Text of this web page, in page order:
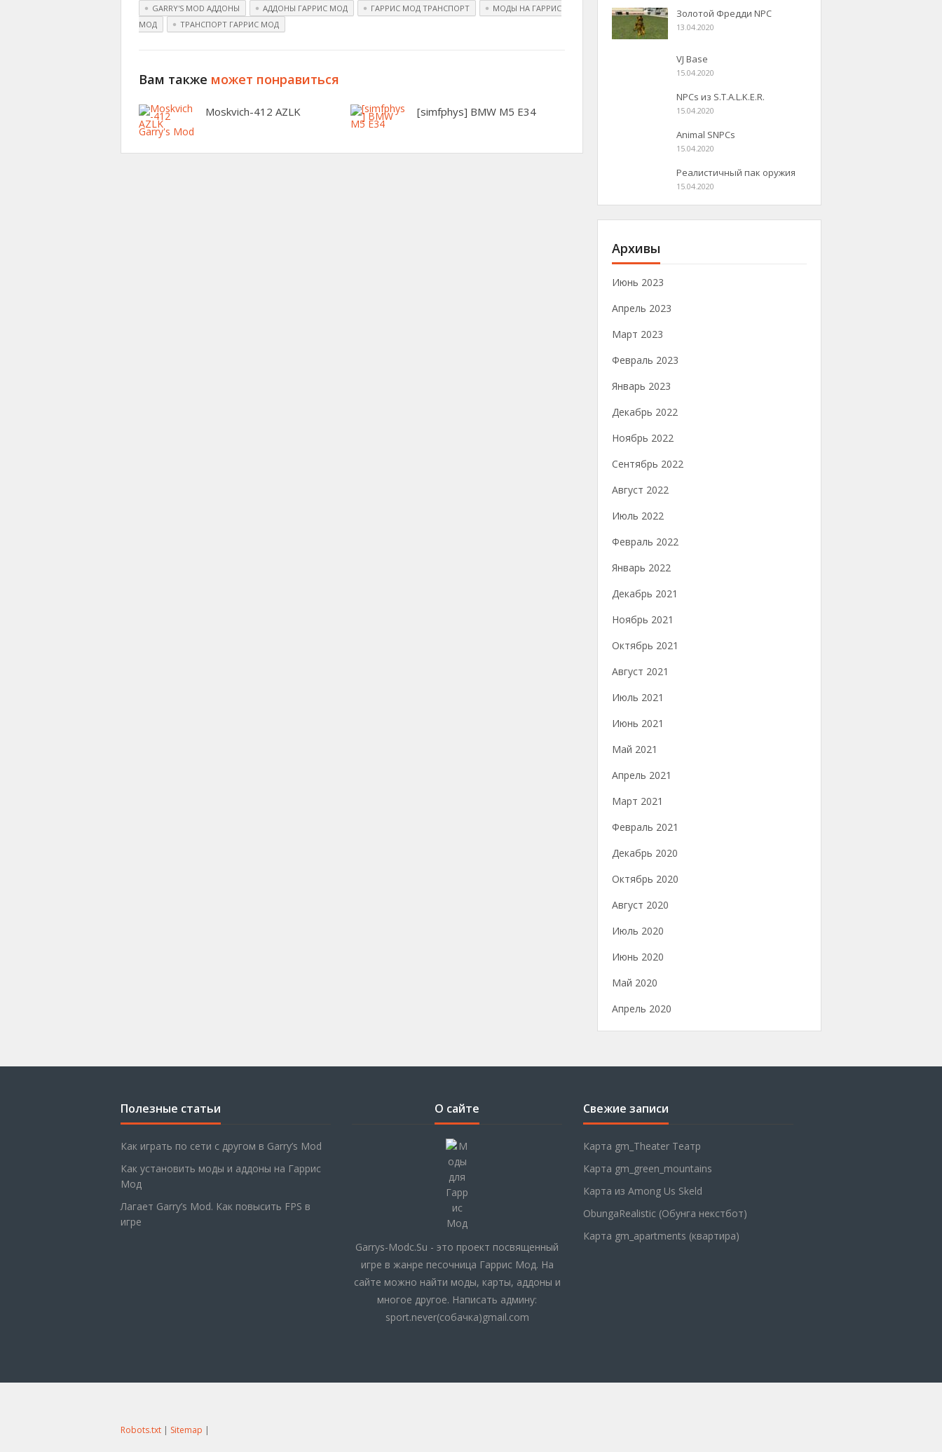
GARRY'S MOD АДДОНЫ АДДОНЫ ГАРРИС МОД ГАРРИС МОД ТРАНСПОРТ
МОДЫ НА ГАРРИС
МОД
ТРАНСПОРТ ГАРРИС МОД
Вам также может понравиться
Moskvich-412 AZLK [simfphys] BMW M5 E34
Золотой Фредди NPC
13.04.2020
VJ Base
15.04.2020
NPCs из S.T.A.L.K.E.R.
15.04.2020
Animal SNPCs
15.04.2020
Реалистичный пак оружия
15.04.2020
Архивы
Июнь 2023
Апрель 2023
Март 2023
Февраль 2023
Январь 2023
Декабрь 2022
Ноябрь 2022
Сентябрь 2022
Август 2022
Июль 2022
Февраль 2022
Январь 2022
Декабрь 2021
Ноябрь 2021
Октябрь 2021
Август 2021
Июль 2021
Июнь 2021
Май 2021
Апрель 2021
Март 2021
Февраль 2021
Декабрь 2020
Октябрь 2020
Август 2020
Июль 2020
Июнь 2020
Май 2020
Апрель 2020
Полезные статьи
Как играть по сети с другом в Garry’s Mod
Как установить моды и аддоны на Гаррис
Мод
Лагает Garry’s Mod. Как повысить FPS в
игре
О сайте
Garrys-Modc.Su - это проект посвященный
игре в жанре песочница Гаррис Мод. На
сайте можно найти моды, карты, аддоны и
многое другое. Написать админу:
sport.never(собачка)gmail.com
Свежие записи
Карта gm_Theater Театр
Карта gm_green_mountains
Карта из Among Us Skeld
ObungaRealistic (Обунга некстбот)
Карта gm_apartments (квартира)
Robots.txt | Sitemap |